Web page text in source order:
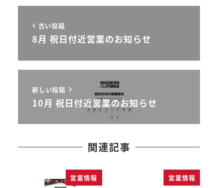
古い投稿
8月 祝日付近営業のお知らせ
新しい投稿
10月 祝日付近営業のお知らせ
関連記事
営業情報 営業情報